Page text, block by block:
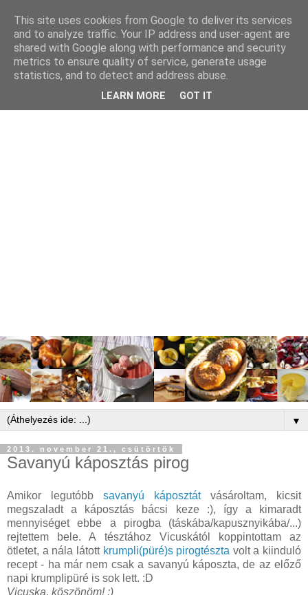
▼
2013. november 21., csütörtök
Savanyú káposztás pirog
Amikor legutóbb savanyú káposztátvásároltam, kicsit
megszaladt a káposztás bácsi keze :), így a kimaradt
mennyiséget ebbe a pirogba (táskába/kapusznyikába/...)
rejtettem bele. A tésztához Vicuskától koppintottam az
ötletet, a nála látott krumpli(püré)s pirogtészta volt a kiinduló
recept - ha már nem csak a savanyú káposzta, de az előző
napi krumplipüré is sok lett. :D
Vicuska, köszönöm! :)
This site uses cookies from Google to deliver its services
and to analyze traffic. Your IP address and user-agent are
shared with Google along with performance and security
metrics to ensure quality of service, generate usage
statistics, and to detect and address abuse.
LEARN MORE GOT IT